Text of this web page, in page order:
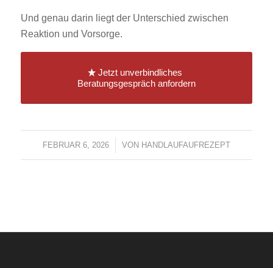
Und genau darin liegt der Unterschied zwischen
Reaktion und Vorsorge.
Jetzt unverbindliches
Beratungsgespräch anfordern
FEBRUAR 6, 2026
/ VON HANDLAUFAUFREZEPT